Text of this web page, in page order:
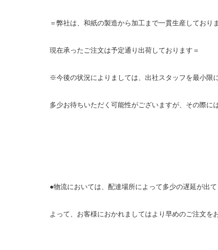
＝弊社は、和紙の製造から加工まで一貫生産しており
現在承ったご注文は予定通り出荷しております＝
※今後の状況によりましては、出社スタッフを最小限
多少お待ちいただく可能性がございますが、その際に
●物流においては、配達場所によって多少の遅延が出
よって、お客様におかれましてはより早めのご注文を